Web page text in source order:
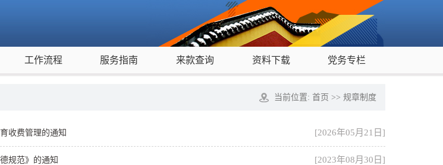
工作流程 服务指南 来款查询 资料下载 党务专栏
当前位置: 首页 >> 规章制度
收费管理的通知 [2026年05月21日]
规范》的通知 [2023年08月30日]